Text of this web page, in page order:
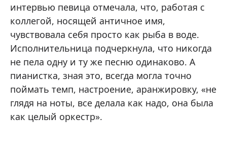
интервью певица отмечала, что, работая с
коллегой, носящей античное имя,
чувствовала себя просто как рыба в воде.
Исполнительница подчеркнула, что никогда
не пела одну и ту же песню одинаково. А
пианистка, зная это, всегда могла точно
поймать темп, настроение, аранжировку, «не
глядя на ноты, все делала как надо, она была
как целый оркестр».